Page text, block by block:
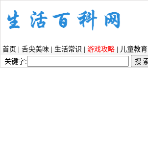
首页 舌尖美味 生活常识 游戏攻略 儿童教育
关键字: